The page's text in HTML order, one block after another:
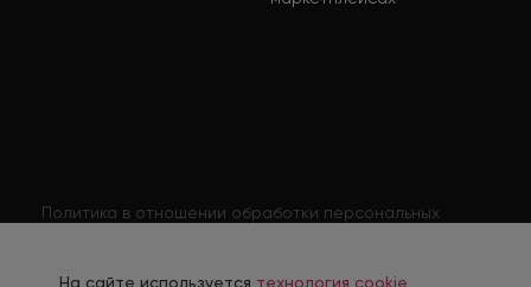
Политика в отношении обработки персональных
На сайте используется технология cookie